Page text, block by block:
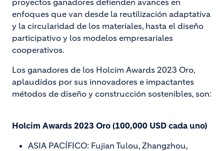
proyectos ganadores defienden avances en
enfoques que van desde la reutilización adaptativa
y la circularidad de los materiales, hasta el diseño
participativo y los modelos empresariales
cooperativos.
Los ganadores de los Holcim Awards 2023 Oro,
aplaudidos por sus innovadores e impactantes
métodos de diseño y construcción sostenibles, son:
Holcim Awards 2023 Oro (100,000 USD cada uno)
ASIA PACÍFICO: Fujian Tulou, Zhangzhou,